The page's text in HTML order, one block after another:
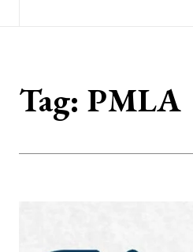
Tag: PMLA